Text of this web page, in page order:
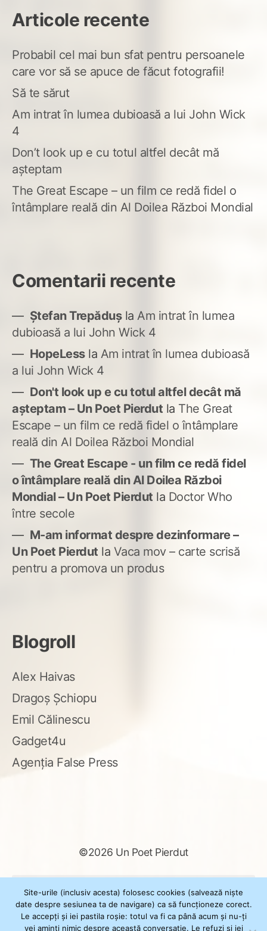
Articole recente
Probabil cel mai bun sfat pentru persoanele
care vor să se apuce de făcut fotografii!
Să te sărut
Am intrat în lumea dubioasă a lui John Wick
4
Don’t look up e cu totul altfel decât mă
așteptam
The Great Escape – un film ce redă fidel o
întâmplare reală din Al Doilea Război Mondial
Comentarii recente
Ștefan Trepădușla Am intrat în lumea
dubioasă a lui John Wick 4
HopeLessla Am intrat în lumea dubioasă
a lui John Wick 4
Don't look up e cu totul altfel decât mă
așteptam – Un Poet Pierdut la The Great
Escape – un film ce redă fidel o întâmplare
reală din Al Doilea Război Mondial
The Great Escape - un film ce redă fidel
o întâmplare reală din Al Doilea Război
Mondial – Un Poet Pierdut la Doctor Who
între secole
M-am informat despre dezinformare –
Un Poet Pierdut la Vaca mov – carte scrisă
pentru a promova un produs
Blogroll
Alex Haivas
Dragoș Șchiopu
Emil Călinescu
Gadget4u
Agenția False Press
©2026 Un Poet Pierdut
după:
Site-urile (inclusiv acesta) folosesc cookies (salvează niște
date despre sesiunea ta de navigare) ca să funcționeze corect.
Le accepți și iei pastila roșie: totul va fi ca până acum și nu-ți
vei aminti nimic despre această conversație. Le refuzi și iei